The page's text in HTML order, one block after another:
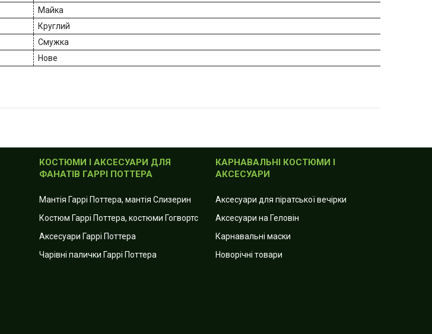
Майка
Круглий
Смужка
Нове
КОСТЮМИ І АКСЕСУАРИ ДЛЯ
ФАНАТІВ ГАРРІ ПОТТЕРА
Мантія Гаррі Поттера, мантія Слизерин
Костюм Гаррі Поттера, костюми Гогвортс
Аксесуари Гаррі Поттера
Чарівні палички Гаррі Поттера
КАРНАВАЛЬНІ КОСТЮМИ І
АКСЕСУАРИ
Аксесуари для піратської вечірки
Аксесуари на Геловін
Карнавальні маски
Новорічні товари